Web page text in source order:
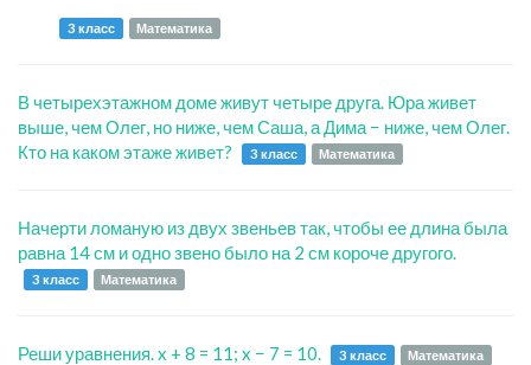
3 класс Математика
В четырехэтажном доме живут четыре друга. Юра живет
выше, чем Олег, но ниже, чем Саша, а Дима − ниже, чем Олег.
Кто на каком этаже живет?
3 класс Математика
Начерти ломаную из двух звеньев так, чтобы ее длина была
равна 14 см и одно звено было на 2 см короче другого.
3 класс Математика
Реши уравнения. x + 8 = 11; x − 7 = 10. 3 класс Математика